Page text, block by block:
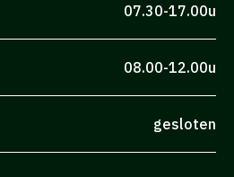
07.30-17.00u
08.00-12.00u
gesloten